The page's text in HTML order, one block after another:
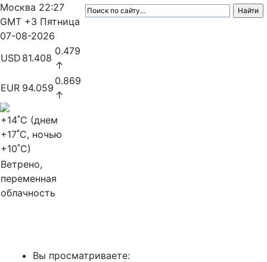
Москва 22:27
GMT +3 Пятница
07-08-2026
USD 81.408
0.479
↑
EUR 94.059
0.869
↑
+14˚C (днем
+17˚C, ночью
+10˚C)
Ветрено,
переменная
облачность
Вы просматриваете: